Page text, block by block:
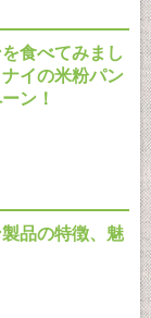
食べてみまし
イの米粉パン
ン！
品の特徴、魅